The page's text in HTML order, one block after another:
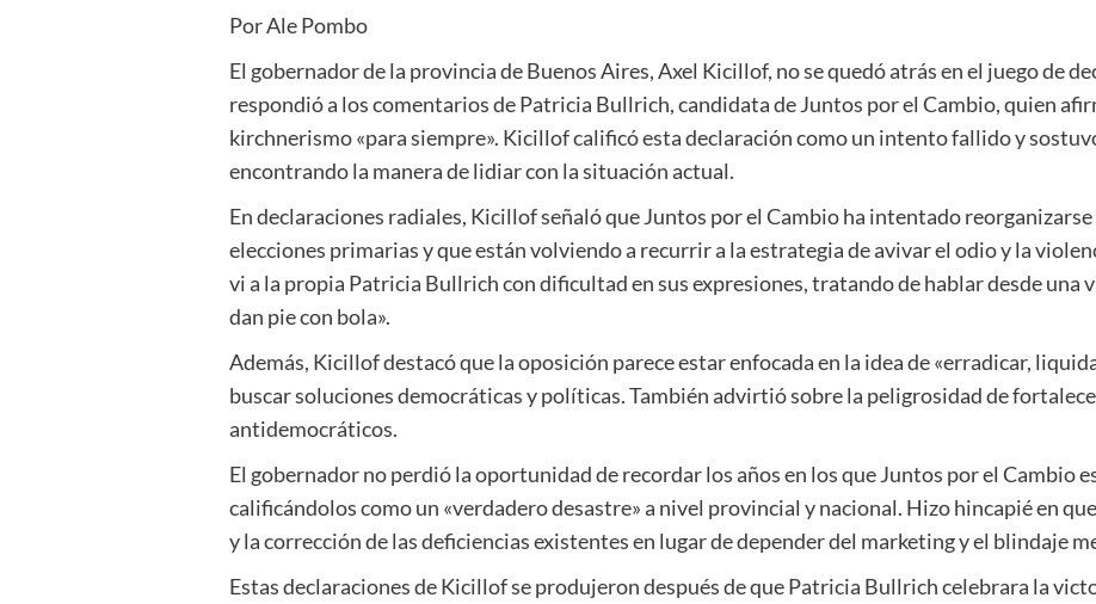
Por Ale Pombo
El gobernador de la provincia de Buenos Aires, Axel Kicillof, no se quedó atrás en el juego de
respondió a los comentarios de Patricia Bullrich, candidata de Juntos por el Cambio, quien
kirchnerismo «para siempre». Kicillof calificó esta declaración como un intento fallido y
encontrando la manera de lidiar con la situación actual.
En declaraciones radiales, Kicillof señaló que Juntos por el Cambio ha intentado reorganizarse
elecciones primarias y que están volviendo a recurrir a la estrategia de avivar el odio y la
vi a la propia Patricia Bullrich con dificultad en sus expresiones, tratando de hablar desde una
dan pie con bola».
Además, Kicillof destacó que la oposición parece estar enfocada en la idea de «erradicar,
buscar soluciones democráticas y políticas. También advirtió sobre la peligrosidad de
antidemocráticos.
El gobernador no perdió la oportunidad de recordar los años en los que Juntos por el Cambio
calificándolos como un «verdadero desastre» a nivel provincial y nacional. Hizo hincapié en
y la corrección de las deficiencias existentes en lugar de depender del marketing y el blindaje
Estas declaraciones de Kicillof se produjeron después de que Patricia Bullrich celebrara la